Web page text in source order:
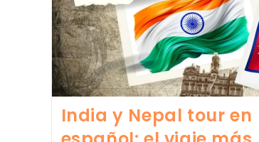
India y Nepal tour en